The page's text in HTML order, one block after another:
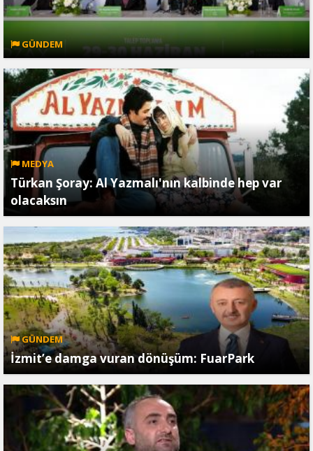
GÜNDEM
MEDYA
Türkan Şoray: Al Yazmalı'nın kalbinde hep var
olacaksın
GÜNDEM
İzmit’e damga vuran dönüşüm: FuarPark